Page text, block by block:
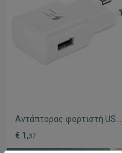
Αντάπτορας φορτιστή USB
λευκός καινούργιο
€ 1,37